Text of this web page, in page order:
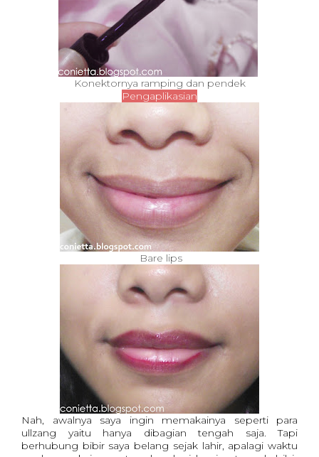
Konektornya ramping dan pendek
Pengaplikasian
Bare lips
Nah, awalnya saya ingin memakainya seperti para
ullzang yaitu hanya dibagian tengah saja. Tapi
berhubung bibir saya belang sejak lahir, apalagi waktu